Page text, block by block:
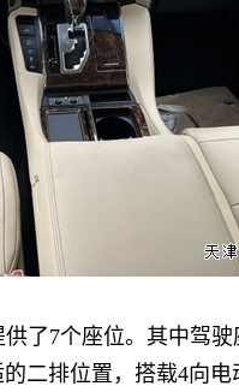
了7个座位。其中驾驶
二排位置，搭载4向电